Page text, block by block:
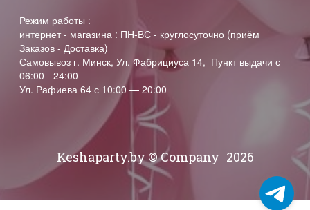
Режим работы :
интернет - магазина : ПН-ВС - круглосуточно (приём
Заказов - Доставка)
Самовывоз г. Минск, Ул. Фабрициуса 14, Пункт выдачи с
06:00 - 24:00
Ул. Рафиева 64 с 10:00 — 20:00
Keshaparty.by © Company 2026